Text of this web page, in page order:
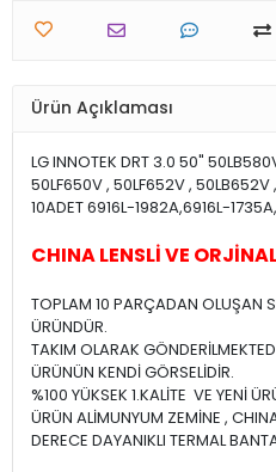
Ürün Açıklaması
LG INNOTEK DRT 3.0 50"
50LF650V , 50LF652V , 50LB652V
10ADET 6916L-1982A,6916L-
CHINA LENSLİ VE
TOPLAM 10 PARÇADAN OLUŞAN
ÜRÜNDÜR.
TAKIM OLARAK
ÜRÜNÜN KENDİ GÖRSELİDİR.
%100 YÜKSEK 1.KALİTE VE YENİ
ÜRÜN ALİMUNYUM ZEMİNE ,
DERECE DAYANIKLI TERMAL